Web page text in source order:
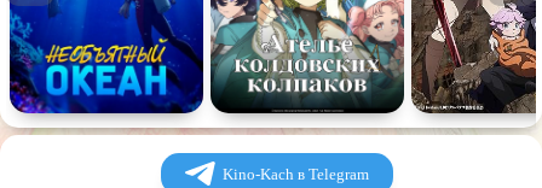
Kino-Kach в Telegram